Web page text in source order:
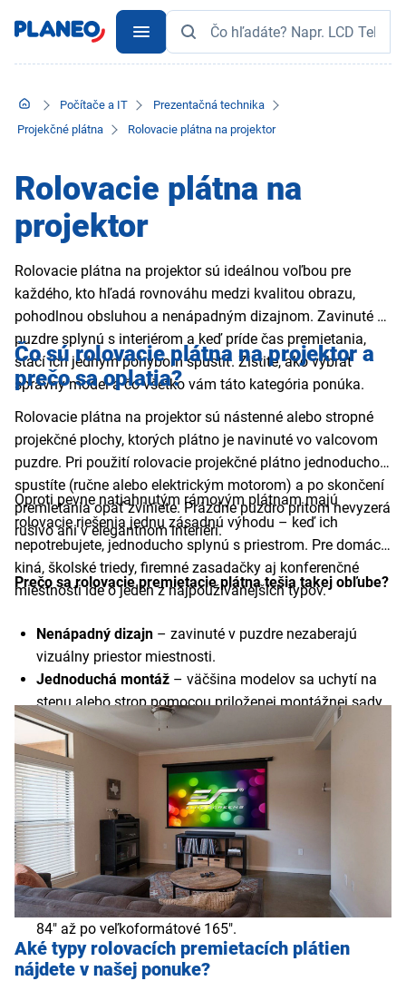
Počítače a IT
Prezentačná technika
Projekčné plátna
Rolovacie plátna na projektor
Rolovacie plátna na
projektor
Rolovacie plátna na projektor sú ideálnou voľbou pre
každého, kto hľadá rovnováhu medzi kvalitou obrazu,
pohodlnou obsluhou a nenápadným dizajnom. Zavinuté v
puzdre splynú s interiérom a keď príde čas premietania,
stačí ich jedným pohybom spustiť. Zistite, ako vybrať
správny model a čo všetko vám táto kategória ponúka.
Čo sú rolovacie plátna na projektor a
prečo sa oplatia?
Rolovacie plátna na projektor sú nástenné alebo stropné
projekčné plochy, ktorých plátno je navinuté vo valcovom
puzdre. Pri použití rolovacie projekčné plátno jednoducho
spustíte (ručne alebo elektrickým motorom) a po skončení
premietania opäť zviniete. Prázdne puzdro pritom nevyzerá
rušivo ani v elegantnom interiéri.
Oproti pevne natiahnutým rámovým plátnam majú
rolovacie riešenia jednu zásadnú výhodu – keď ich
nepotrebujete, jednoducho splynú s priestrom. Pre domáce
kiná, školské triedy, firemné zasadačky aj konferenčné
miestnosti ide o jeden z najpoužívanejších typov.
Prečo sa rolovacie premietacie plátna tešia takej obľube?
Nenápadný dizajn – zavinuté v puzdre nezaberajú
vizuálny priestor miestnosti.
Jednoduchá montáž – väčšina modelov sa uchytí na
stenu alebo strop pomocou priloženej montážnej sady.
Obsluha je pohodlná – manuálne modely spustíte
potiahnutím, elektrické modely pomocou diaľkového
ovládača.
Projekčná plocha je rovná a hladká
– žiadne
nerovnosti steny, žiadne skreslenie farieb.
Dlhá životnosť– puzdro rolovacie premietacie plátno
chráni pred prachom a mechanickým poškodením.
Projekčné plátna rolovacie sú dostupné vo všetkých
bežných formátoch aj veľkostiach – od kompaktných
84" až po veľkoformátové 165".
Aké typy rolovacích premietacích plátien
nájdete v našej ponuke?